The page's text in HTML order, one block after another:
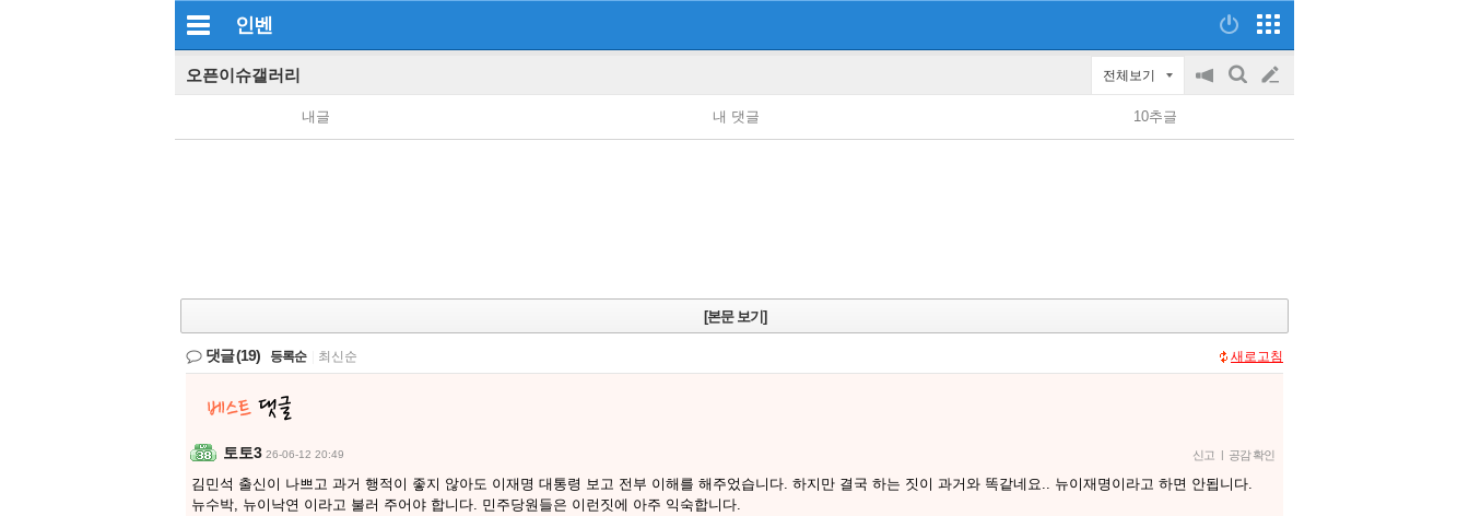
인벤
오픈이슈갤러리 전체보기
공
on/off
검
글
쓰
내글 내 댓글 10추글
[본문 보기]
댓글(19) 등록순 최신순 새로고침
토토3 26-06-12 20:49 신고 | 공감 확인
김민석 출신이 나쁘고 과거 행적이 좋지 않아도 이재명 대통령 보고 전부 이해를 해주었습니다. 하지만 결국 하는 짓이 과거와 똑같네요.. 뉴이재명이라고 하면 안됩니다.
뉴수박, 뉴이낙연 이라고 불러 주어야 합니다. 민주당원들은 이런짓에 아주 익숙합니다.